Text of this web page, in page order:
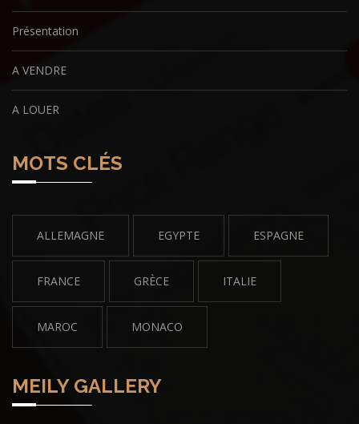
Présentation
A VENDRE
A LOUER
MOTS CLÉS
ALLEMAGNE EGYPTE ESPAGNE
FRANCE GRÈCE ITALIE
MAROC MONACO
MEILY GALLERY